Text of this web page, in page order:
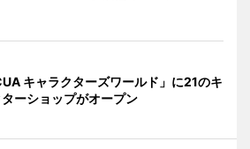
キャラクターズワールド」に21のキ
ターショップがオープン